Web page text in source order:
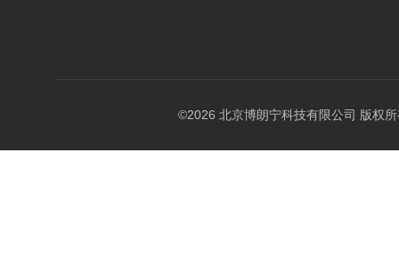
©2026 北京博朗宁科技有限公司 版权